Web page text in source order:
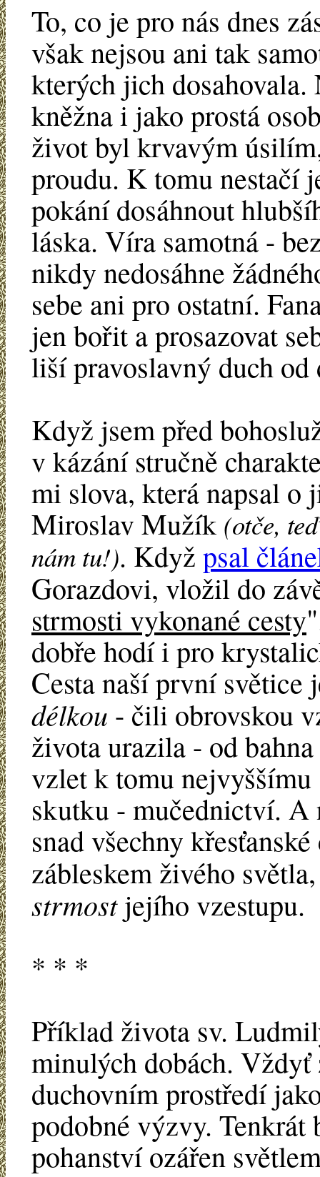
To, co je pro nás dnes
však nejsou ani tak
kterých jich
kněžna i jako prostá
život byl krvavým
proudu. K tomu nestačí
pokání dosáhnout
láska. Víra samotná -
nikdy nedosáhne
sebe ani pro ostatní.
jen bořit a prosazovat
liší pravoslavný duch od
Když jsem před
v kázání stručně
mi slova, která napsal o
Miroslav Mužík (otče,
nám tu!). Když psal
Gorazdovi, vložil do
strmosti vykonané cesty
dobře hodí i pro
Cesta naší první světice
délkou - čili obrovskou
života urazila - od
vzlet k tomu
skutku - mučednictví. A
snad všechny
zábleskem živého
strmostjejího vzestupu.
* * *
Příklad života sv.
minulých dobách.
duchovním prostředí
podobné výzvy.
pohanství ozářen